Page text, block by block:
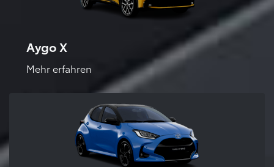
Aygo X
Mehr erfahren